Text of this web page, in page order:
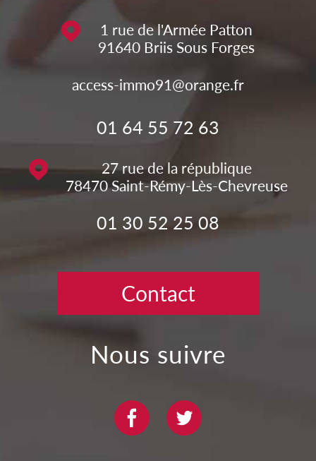
1 rue de l'Armée Patton
91640 Briis Sous Forges
access-immo91@orange.fr
01 64 55 72 63
27 rue de la république
78470 Saint-Rémy-Lès-Chevreuse
01 30 52 25 08
Contact
nous suivre